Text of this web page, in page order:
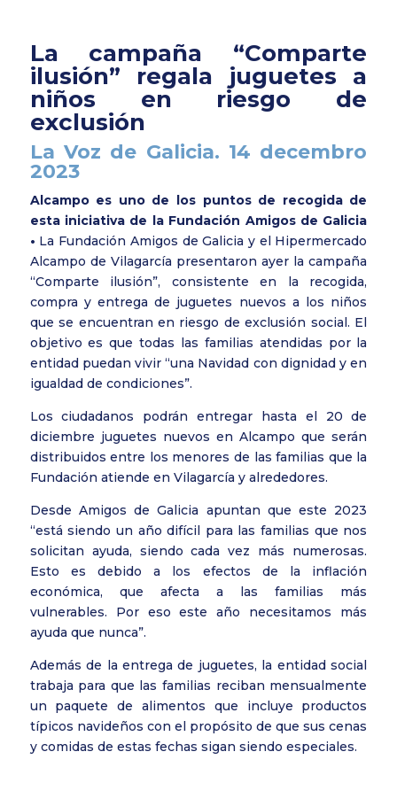
La campaña “Comparte
ilusión” regala juguetes a
niños en riesgo de
exclusión
La Voz de Galicia. 14 decembro
2023
Alcampo es uno de los puntos de recogida de
esta iniciativa de la Fundación Amigos de Galicia
• La Fundación Amigos de Galicia y el Hipermercado
Alcampo de Vilagarcía presentaron ayer la campaña
“Comparte ilusión”, consistente en la recogida,
compra y entrega de juguetes nuevos a los niños
que se encuentran en riesgo de exclusión social. El
objetivo es que todas las familias atendidas por la
entidad puedan vivir “una Navidad con dignidad y en
igualdad de condiciones”.
Los ciudadanos podrán entregar hasta el 20 de
diciembre juguetes nuevos en Alcampo que serán
distribuidos entre los menores de las familias que la
Fundación atiende en Vilagarcía y alrededores.
Desde Amigos de Galicia apuntan que este 2023
“está siendo un año difícil para las familias que nos
solicitan ayuda, siendo cada vez más numerosas.
Esto es debido a los efectos de la inflación
económica, que afecta a las familias más
vulnerables. Por eso este año necesitamos más
ayuda que nunca”.
Además de la entrega de juguetes, la entidad social
trabaja para que las familias reciban mensualmente
un paquete de alimentos que incluye productos
típicos navideños con el propósito de que sus cenas
y comidas de estas fechas sigan siendo especiales.